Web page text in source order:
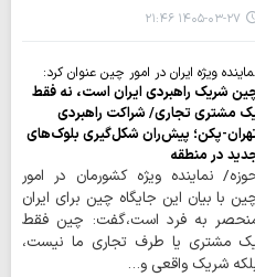
۱۴۰۵-۰۳-۲۷ ۲۱:۴۶
ویژه ایران در امور چین عنوان کرد:
شریک راهبردی ایران است، نه فقط
مشتری تجاری/ شراکت راهبردی
پکن؛ پیش‌ران شکل‌گیری بلوک‌های
در منطقه
نماینده ویژه کشورمان در امور
با بیان این جایگاه چین برای ایران
به فرد است،گفت: چین فقط
مشتری یا طرف تجاری ما نیست،
شریک واقعی و…